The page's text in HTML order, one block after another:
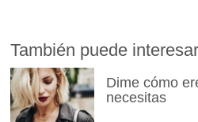
También puede
Dime cómo
necesitas